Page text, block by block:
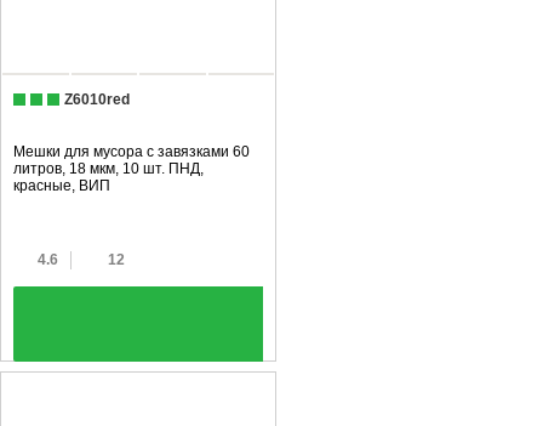
Z6010red
Мешки для мусора с завязками 60
литров, 18 мкм, 10 шт. ПНД,
красные, ВИП
4.6 12